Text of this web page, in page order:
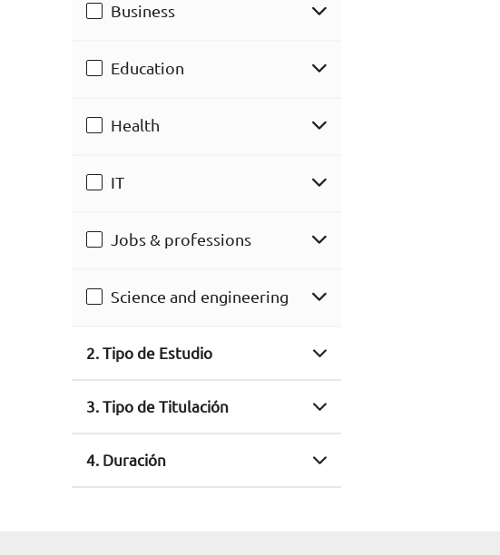
Business
Education
Health
IT
Jobs & professions
Science and engineering
2. Tipo de Estudio
3. Tipo de Titulación
4. Duración